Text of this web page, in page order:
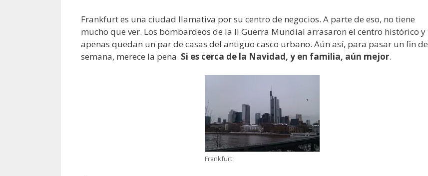
Frankfurt es una ciudad llamativa por su centro de negocios. A parte de eso, no tiene
mucho que ver. Los bombardeos de la II Guerra Mundial arrasaron el centro histórico y
apenas quedan un par de casas del antiguo casco urbano. Aún así, para pasar un fin de
semana, merece la pena. Si es cerca de la Navidad, y en familia, aún mejor.
Frankfurt